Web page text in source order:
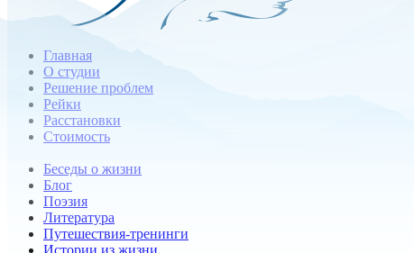
Главная
О студии
Решение проблем
Рейки
Расстановки
Стоимость
Беседы о жизни
Блог
Поэзия
Литература
Путешествия-тренинги
Истории из жизни